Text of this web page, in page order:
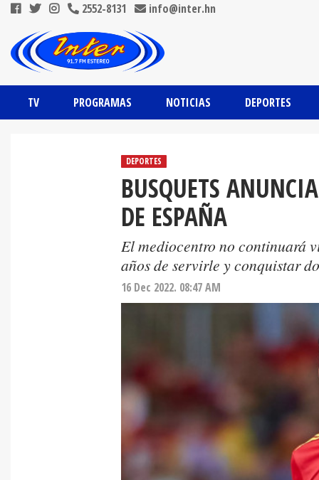
2552-8131 info@inter.hn
TV PROGRAMAS NOTICIAS DEPORTES
DEPORTES
BUSQUETS
DE ESPAÑA
El mediocentro no continuará
años de servirle y conquistar
16 Dec 2022. 08:47 AM